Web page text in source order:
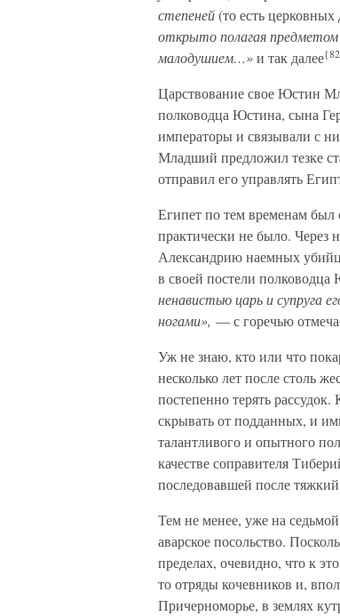
степеней(то есть
открыто полагая
малодушием…»и так далее
Царствование свое Юстин
полководца Юстина, сына
императоры и связывали с
Младший предложил тезке
отправил его управлять
Египет по тем временам
практически не было. Через
Александрию наемных
в своей постели полководца
ненавистью царь и супруга
ногами», — с горечью
Уж не знаю, кто или что
несколько лет после столь
постепенно терять
скрывать от подданных, и
талантливого и опытного
качестве соправителя
последовавшей после
Тем не менее, уже на
аварское посольство.
пределах, очевидно, что к
то отряды кочевников и,
Причерноморье, в землях